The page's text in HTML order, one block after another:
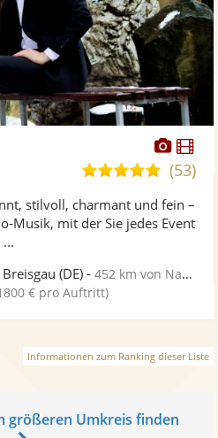
Fotos
5,0
5
(53)
stilvoll, charmant und fein –
Musik, mit der Sie jedes Event
(DE) -452 km von Naumburg
€ pro Auftritt)
Informationen zum Ranking dieser Liste
größeren Umkreis finden